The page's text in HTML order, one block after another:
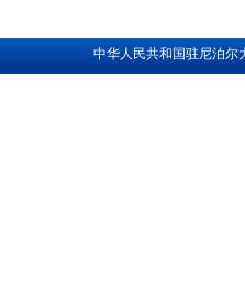
中华人民共和国驻尼泊尔